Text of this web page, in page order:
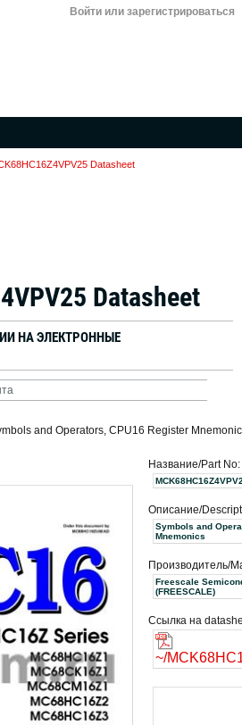
Войти или зарегистрироваться
Datasheet
Datasheet
НА ЭЛЕКТРОННЫЕ
and Operators, CPU16 Register
Название/Part No:
Описание/
Symbols and
Mnemonics
Производитель/
Freescale
(FREESCALE)
Ссылка на
~/